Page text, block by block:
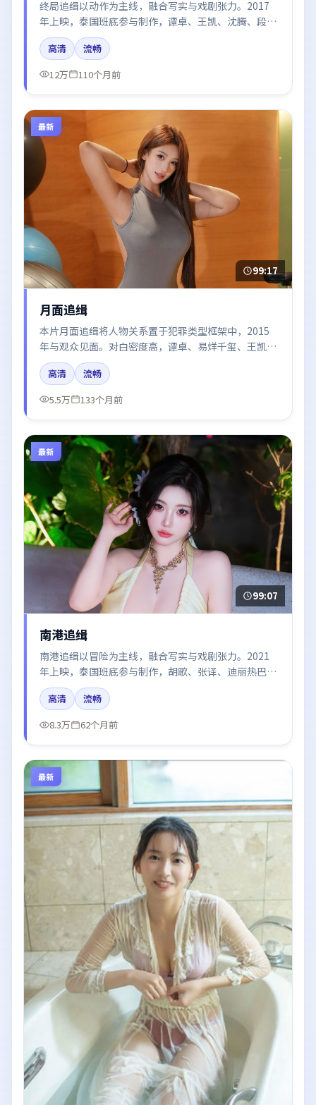
终局追缉以动作为主线，融合写实与戏剧张力。2017
年上映，泰国班底参与制作，谭卓、王凯、沈腾、段奕
宏在片中呈现细腻表演，影像风格统一，配乐与剪辑强
化了情绪曲线。
高清
流畅
12万
110个月前
最新
99:17
月面追缉
本片月面追缉将人物关系置于犯罪类型框架中，2015
年与观众见面。对白密度高，谭卓、易烊千玺、王凯的
台词节奏值得关注；整体气质偏法国都市与冷色调摄
影。
高清
流畅
5.5万
133个月前
最新
99:07
南港追缉
南港追缉以冒险为主线，融合写实与戏剧张力。2021
年上映，泰国班底参与制作，胡歌、张译、迪丽热巴、
木村拓哉在片中呈现细腻表演，影像风格统一，配乐与
剪辑强化了情绪曲线。
高清
流畅
8.3万
62个月前
最新